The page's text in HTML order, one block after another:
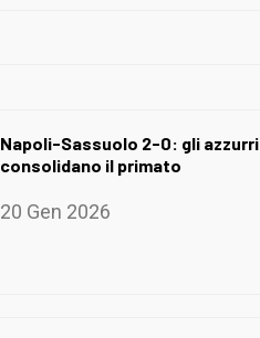
Napoli-Sassuolo 2-0: gli azzurri
consolidano il primato
20 Gen 2026